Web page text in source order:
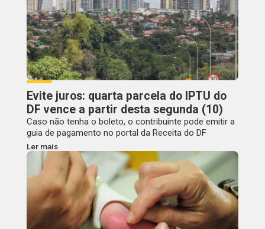
Evite juros: quarta parcela do IPTU do
DF vence a partir desta segunda (10)
Caso não tenha o boleto, o contribuinte pode emitir a
guia de pagamento no portal da Receita do DF
Ler mais